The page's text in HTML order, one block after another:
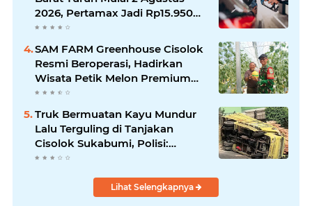
2026, Pertamax Jadi Rp15.950
per Liter, Cek Daftar Harga
SAM FARM Greenhouse Cisolok
Resmi Beroperasi, Hadirkan
Wisata Petik Melon Premium
dan Edukasi Pertanian Modern
di Sukabumi
Truk Bermuatan Kayu Mundur
Lalu Terguling di Tanjakan
Cisolok Sukabumi, Polisi:
Diduga Tak Kuat Menanjak
Lihat Selengkapnya